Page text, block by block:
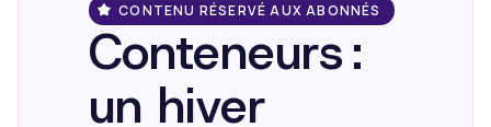
Solutions
CONTENU RÉSERVÉ AUX ABONNÉS
Conteneurs :
un hiver